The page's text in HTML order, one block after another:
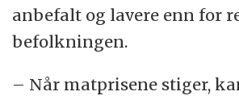
anbefalt og lavere enn for
befolkningen.
– Når matprisene stiger,